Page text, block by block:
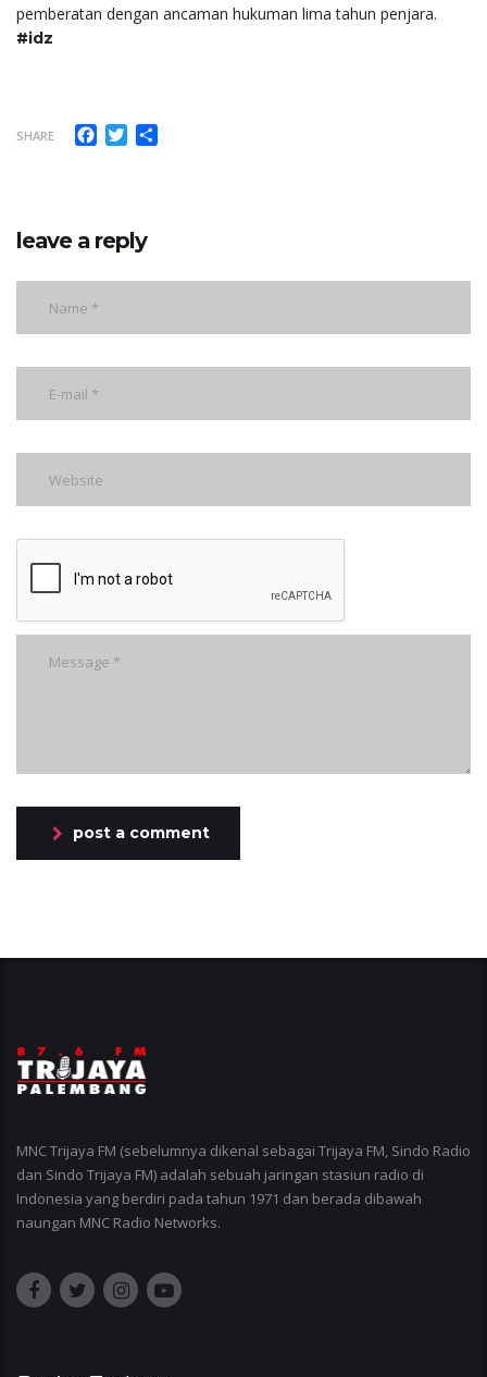
pemberatan dengan ancaman hukuman lima tahun penjara.
#idz
SHARE Facebook
Twitter
leave a reply
post a comment
MNC Trijaya FM (sebelumnya dikenal sebagai Trijaya FM, Sindo Radio
dan Sindo Trijaya FM) adalah sebuah jaringan stasiun radio di
Indonesia yang berdiri pada tahun 1971 dan berada dibawah
naungan MNC Radio Networks.